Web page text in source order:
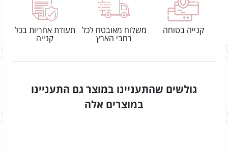
קנייה בטוחה
משלוח מאובטח לכל
רחבי הארץ
תעודת אחריות בכל
קנייה
גולשים שהתעניינו במוצר גם התעניינו
במוצרים אלה